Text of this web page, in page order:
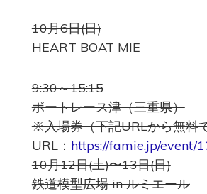
10月6日(日)
HEART BOAT MIE
9:30～15:15
ボートレース津（三重県）
※入場券（下記URLから無料
URL：https://famie.jp/event/
10月12日(土)〜13日(日)
鉄道模型広場 in ルミエール